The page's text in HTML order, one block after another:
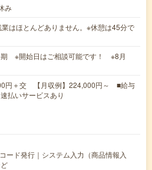
み
はほとんどありません。※休憩は45分で
期 ※開始日はご相談可能です！ ※8月
円＋交 【月収例】224,000円～ ■給与
払いサービスあり
ード発行｜システム入力（商品情報入